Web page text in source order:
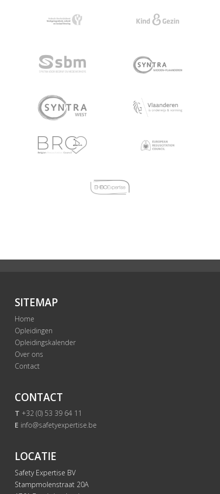
SITEMAP
Home
Opleidingen
Opleidingskalender
Over ons
Contact
CONTACT
T +32 (0) 53 39 64 11
E info@safetyexpertise.be
LOCATIE
Safety Expertise BV
Stampmolenstraat 20A